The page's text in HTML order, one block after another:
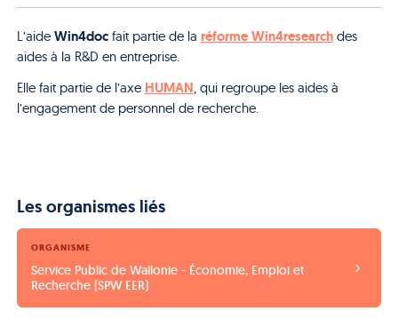
L’aide Win4docfait partie de la réforme Win4researchdes
aides à la R&D en entreprise.
Elle fait partie de l’axe HUMAN , qui regroupe les aides à
l’engagement de personnel de recherche.
Les organismes liés
ORGANISME
Service Public de Wallonie - Économie, Emploi et
Recherche (SPW EER)